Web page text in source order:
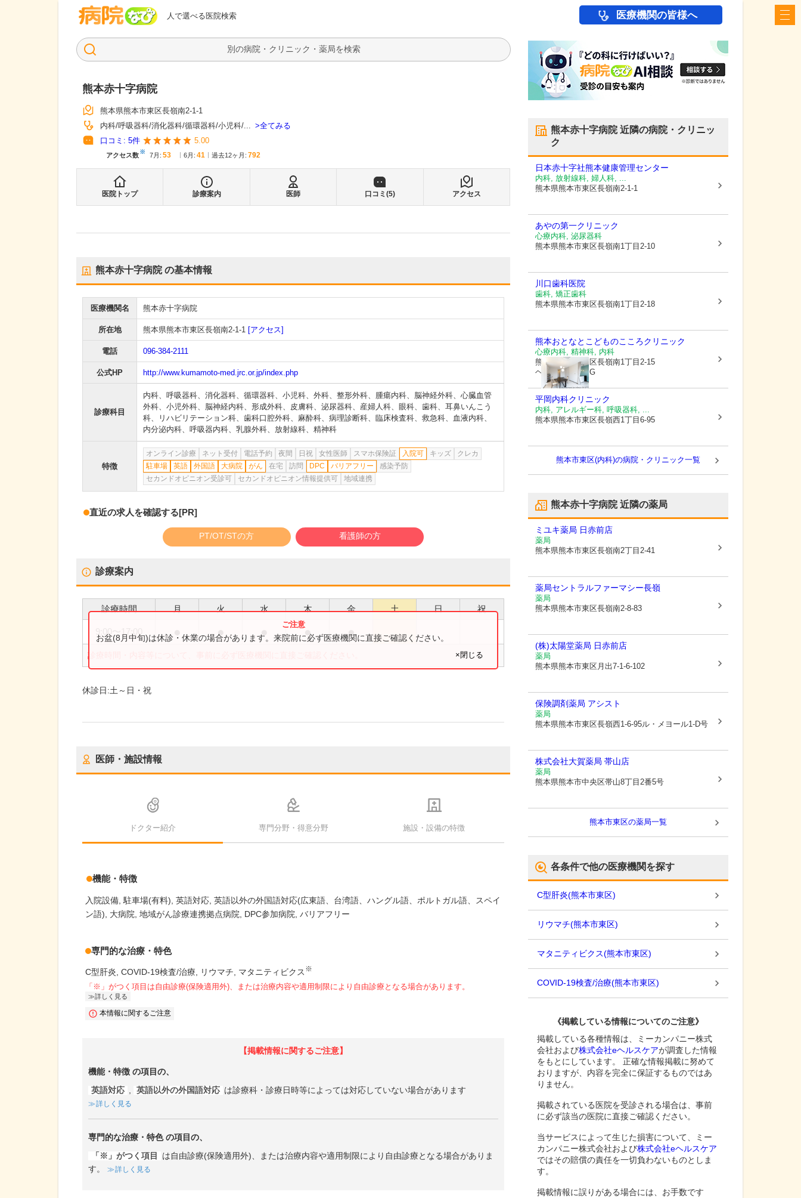
人で選べる医院検索
病院なび 医療機関の皆様へ
検索
熊本赤十字病院
熊本県熊本市東区長嶺南2-1-1
内科 呼吸器科 消化器科 循環器科 小児科 ...
全てみる
口コミ: 5件 5.00
アクセス数※ 7月 : 53 6月 : 41 過去12ヶ月: 792
医院トップ 診療案内 医師 口コミ(5) アクセス
熊本赤十字病院の基本情報
医療機関名 熊本赤十字病院
所在地 熊本県熊本市東区長嶺南2-1-1 [アクセス]
電話 096-384-2111
公式HP http://www.kumamoto-med.jrc.or.jp/index.php
診療科目
内科、 呼吸器科、 消化器科、 循環器科、 小児科、 外科、 整形外科、 腫瘍内科、 脳神経外科、 心臓血管
外科、 小児外科、 脳神経内科、 形成外科、 皮膚科、 泌尿器科、 産婦人科、 眼科、 歯科、 耳鼻いんこう
科、 リハビリテーション科、 歯科口腔外科、 麻酔科、 病理診断科、 臨床検査科、 救急科、 血液内科、
内分泌内科、 呼吸器内科、 乳腺外科、 放射線科、 精神科
特徴
オンライン診療 ネット受付 電話予約 夜間 日祝 女性医師 スマホ保険証 入院可 キッズ
クレカ
駐車場
英語 外国語 大病院 がん 在宅 訪問 DPC バリアフリー
感染予防
セカンドオピニオン受診可
セカンドオピニオン情報提供可 地域連携
直近の求人を確認する[PR]
PT/OT/STの方 看護師の方
診療案内
診療時間 月 火 水 木 金 土 日 祝
9:00 17:00 ● ● ● ●
診療時間・内容等について、事前に必ず医療機関に直接ご確認ください。
お盆(8月中旬)は休診・休業の場合があります。来院前に必ず医療機関に直接ご確認ください。
×閉じる
休診日:土～日・祝
医師・施設情報
ドクター紹介 専門分野・得意分野 施設・設備の特徴
機能・特徴
入院設備 駐車場(有料) 英語対応 英語以外の外国語対応(広東語、台湾語、ハングル語、ポルトガル語、スペイ
ン語)
大病院 地域がん診療連携拠点病院 DPC参加病院 バリアフリー
専門的な治療・特色
C型肝炎 COVID-19検査/治療 リウマチ マタニティビクス ※
「※」がつく項目は自由診療(保険適用外)、または治療内容や適用制限により自由診療となる場合があります。
詳しく見る
本情報に関するご注意
【掲載情報に関するご注意】
機能・特徴 の項目の、
英語対応 , 英語以外の外国語対応 は診療科・診療日時等によっては対応していない場合があります
詳しく見る
専門的な治療・特色の項目の、
「※」がつく項目
は自由診療(保険適用外)、または治療内容や適用制限により自由診療となる場合がありま
す。
詳しく見る
熊本赤十字病院近隣の病院・クリニッ
ク
日本赤十字社熊本健康管理センター
内科, 放射線科, 婦人科, ...
熊本県熊本市東区長嶺南2-1-1
あやの第一クリニック
心療内科, 泌尿器科
熊本県熊本市東区長嶺南1丁目2-10
川口歯科医院
歯科, 矯正歯科
熊本県熊本市東区長嶺南1丁目2-18
熊本おとなとこどものこころクリニック
心療内科, 精神科, 内科
熊本県熊本市東区長嶺南1丁目2-15
ヘンリーハイツG
平岡内科クリニック
内科, アレルギー科, 呼吸器科, ...
熊本県熊本市東区長嶺西1丁目6-95
熊本市東区(内科)の病院・クリニック一覧
熊本赤十字病院近隣の薬局
ミユキ薬局 日赤前店
薬局
熊本県熊本市東区長嶺南2丁目2-41
薬局セントラルファーマシー長嶺
薬局
熊本県熊本市東区長嶺南2-8-83
(株)太陽堂薬局 日赤前店
薬局
熊本県熊本市東区月出7-1-6-102
保険調剤薬局 アシスト
薬局
熊本県熊本市東区長嶺西1-6-95ル・メヨール1-D号
株式会社大賀薬局 帯山店
薬局
熊本県熊本市中央区帯山8丁目2番5号
熊本市東区の薬局一覧
各条件で他の医療機関を探す
C型肝炎(熊本市東区)
リウマチ(熊本市東区)
マタニティビクス(熊本市東区)
COVID-19検査/治療(熊本市東区)
《掲載している情報についてのご注意》
掲載している各種情報は、ミーカンパニー株式
会社および株式会社eヘルスケアが調査した情報
をもとにしています。 正確な情報掲載に努めて
おりますが、内容を完全に保証するものではあ
りません。
掲載されている医院を受診される場合は、事前
に必ず該当の医院に直接ご確認ください。
当サービスによって生じた損害について、ミー
カンパニー株式会社および株式会社eヘルスケア
ではその賠償の責任を一切負わないものとしま
す。
掲載情報に誤りがある場合には、お手数です